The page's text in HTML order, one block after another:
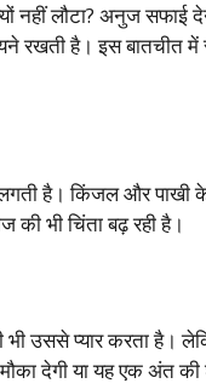
नहीं लौटा? अनुज
रखती है। इस बातचीत
है। किंजल और पाखी के
की भी चिंता बढ़ रही है।
उससे प्यार करता है।
देगी या यह एक अंत